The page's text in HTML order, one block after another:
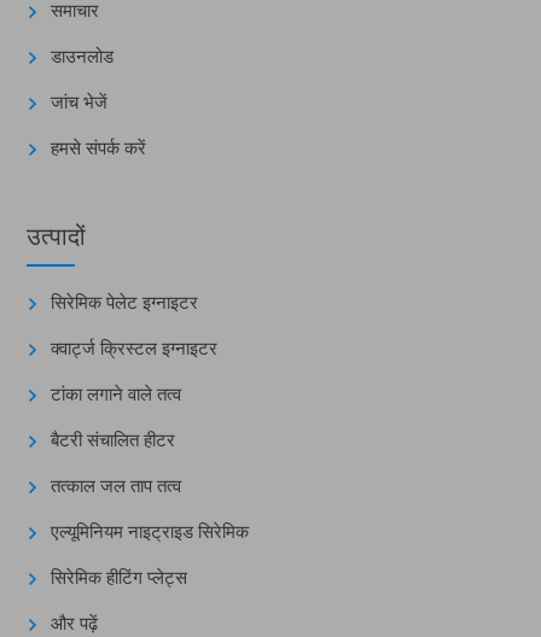
समाचार
डाउनलोड
जांच भेजें
हमसे संपर्क करें
उत्पादों
सिरेमिक पेलेट इग्नाइटर
क्वार्ट्ज क्रिस्टल इग्नाइटर
टांका लगाने वाले तत्व
बैटरी संचालित हीटर
तत्काल जल ताप तत्व
एल्यूमिनियम नाइट्राइड सिरेमिक
सिरेमिक हीटिंग प्लेट्स
और पढ़ें